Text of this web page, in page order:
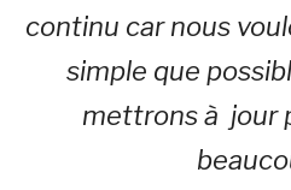
continu car nous
simple que
mettrons à jour